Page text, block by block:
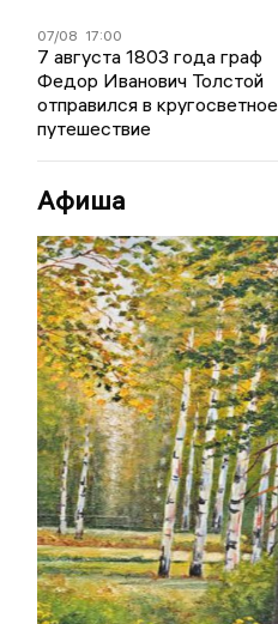
07/08 17:00
7 августа 1803 года граф
Федор Иванович Толстой
отправился в кругосветное
путешествие
Афиша